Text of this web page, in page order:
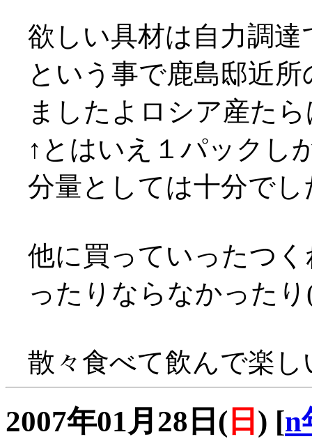
欲しい具材は自力調
という事で鹿島邸近
ましたよロシア産た
↑とはいえ１パックし
分量としては十分でし
他に買っていったつ
ったりならなかったり
散々食べて飲んで楽
2007年01月28日( 日 ) [n